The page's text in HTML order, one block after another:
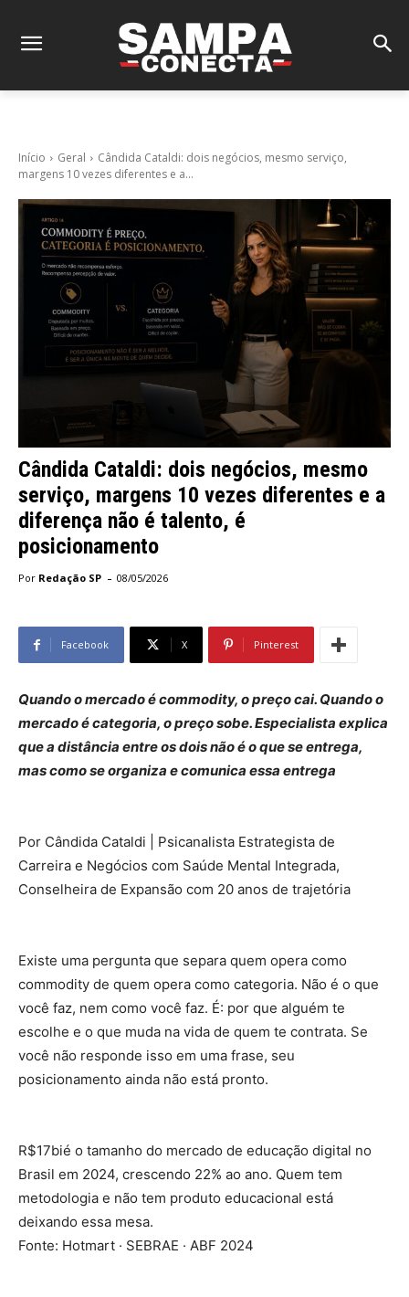
Início Geral
Cândida Cataldi: dois negócios, mesmo serviço,
margens 10 vezes diferentes e a...
Cândida Cataldi: dois negócios, mesmo
serviço, margens 10 vezes diferentes e a
diferença não é talento, é
posicionamento
Por Redação SP - 08/05/2026
Facebook X Pinterest
Quando o mercado é commodity, o preço cai. Quando o
mercado é categoria, o preço sobe. Especialista explica
que a distância entre os dois não é o que se entrega,
mas como se organiza e comunica essa entrega
Por Cândida Cataldi | Psicanalista Estrategista de
Carreira e Negócios com Saúde Mental Integrada,
Conselheira de Expansão com 20 anos de trajetória
Existe uma pergunta que separa quem opera como
commodity de quem opera como categoria. Não é o que
você faz, nem como você faz. É: por que alguém te
escolhe e o que muda na vida de quem te contrata. Se
você não responde isso em uma frase, seu
posicionamento ainda não está pronto.
R$17bié o tamanho do mercado de educação digital no
Brasil em 2024, crescendo 22% ao ano. Quem tem
metodologia e não tem produto educacional está
deixando essa mesa.
Fonte: Hotmart · SEBRAE · ABF 2024